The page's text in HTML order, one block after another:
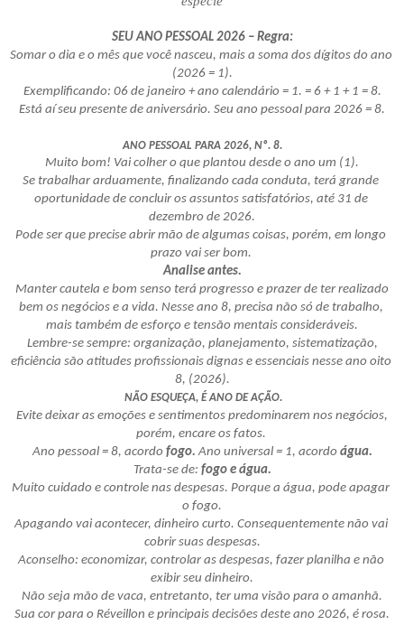
SEU ANO PESSOAL 2026 – Regra:
Somar o dia e o mês que você nasceu, mais a soma dos dígitos do ano
(2026 = 1).
Exemplificando: 06 de janeiro + ano calendário = 1. = 6 + 1 + 1 = 8.
Está aí seu presente de aniversário. Seu ano pessoal para 2026 = 8.
ANO PESSOAL PARA 2026, Nº. 8.
Muito bom! Vai colher o que plantou desde o ano um (1).
Se trabalhar arduamente, finalizando cada conduta, terá grande
oportunidade de concluir os assuntos satisfatórios, até 31 de
dezembro de 2026.
Pode ser que precise abrir mão de algumas coisas, porém, em longo
prazo vai ser bom.
Analise antes.
Manter cautela e bom senso terá progresso e prazer de ter realizado
bem os negócios e a vida. Nesse ano 8, precisa não só de trabalho,
mais também de esforço e tensão mentais consideráveis.
Lembre-se sempre: organização, planejamento, sistematização,
eficiência são atitudes profissionais dignas e essenciais nesse ano oito
8, (2026).
NÃO ESQUEÇA, É ANO DE AÇÃO.
Evite deixar as emoções e sentimentos predominarem nos negócios,
porém, encare os fatos.
Ano pessoal = 8, acordo fogo. Ano universal = 1, acordo água.
Trata-se de: fogo e água.
Muito cuidado e controle nas despesas. Porque a água, pode apagar
o fogo.
Apagando vai acontecer, dinheiro curto. Consequentemente não vai
cobrir suas despesas.
Aconselho: economizar, controlar as despesas, fazer planilha e não
exibir seu dinheiro.
Não seja mão de vaca, entretanto, ter uma visão para o amanhã.
Sua cor para o Réveillon e principais decisões deste ano 2026, é rosa.